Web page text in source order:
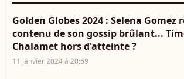
Golden Globes 2024 : Selena Gomez
contenu de son gossip brûlant...
Chalamet hors d'atteinte ?
11 janvier 2024 à 20:59